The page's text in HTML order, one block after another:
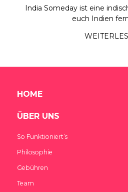
India Someday ist eine
euch Indien
HOME
ÜBER UNS
So Funktioniert’s
Philosophie
Gebühren
Team